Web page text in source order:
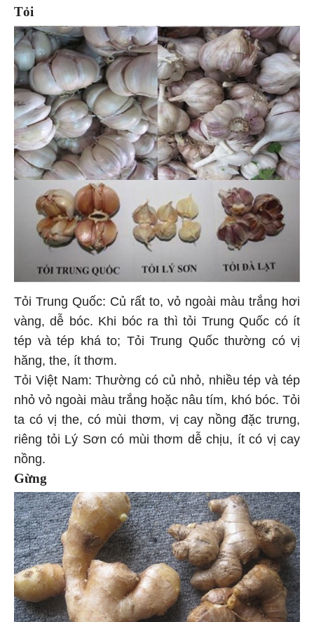
Tỏi
Tỏi Trung Quốc: Củ rất to, vỏ ngoài màu trắng hơi
vàng, dễ bóc. Khi bóc ra thì tỏi Trung Quốc có ít
tép và tép khá to; Tỏi Trung Quốc thường có vị
hăng, the, ít thơm.
Tỏi Việt Nam: Thường có củ nhỏ, nhiều tép và tép
nhỏ vỏ ngoài màu trắng hoặc nâu tím, khó bóc. Tỏi
ta có vị the, có mùi thơm, vị cay nồng đặc trưng,
riêng tỏi Lý Sơn có mùi thơm dễ chịu, ít có vị cay
nồng.
Gừng